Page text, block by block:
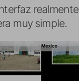
realmente
muy simple.